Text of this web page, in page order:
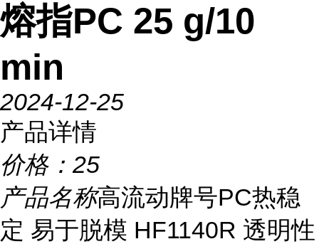
熔指PC 25 g/10
min
2024-12-25
产品详情
价格： 25
产品名称高流动牌号PC热稳
定 易于脱模 HF1140R 透明性